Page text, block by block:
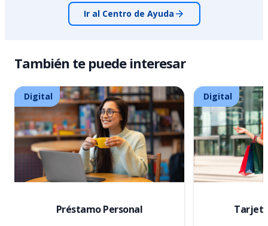
Ir al Centro de Ayuda
También te puede interesar
Digital
Préstamo Personal
Digital